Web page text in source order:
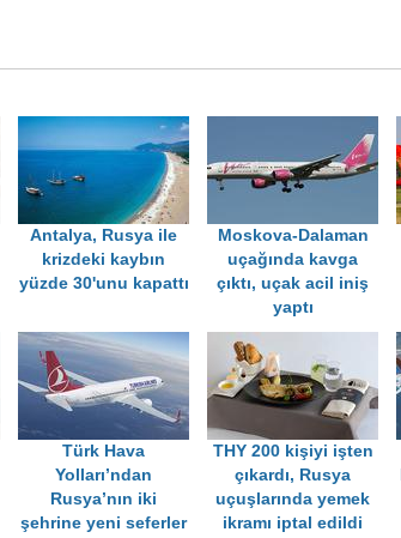
Antalya, Rusya ile
krizdeki kaybın
yüzde 30'unu kapattı
Moskova-Dalaman
uçağında kavga
çıktı, uçak acil iniş
yaptı
Türk Hava
Yolları’ndan
Rusya’nın iki
şehrine yeni seferler
THY 200 kişiyi işten
çıkardı, Rusya
uçuşlarında yemek
ikramı iptal edildi